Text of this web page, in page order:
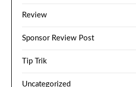
Review
Sponsor Review Post
Tip Trik
Uncategorized